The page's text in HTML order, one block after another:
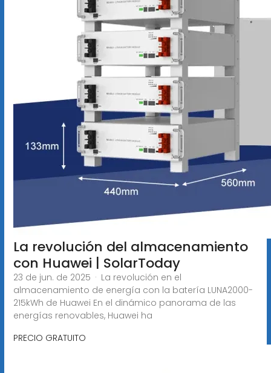
La revolución del almacenamiento
con Huawei | SolarToday
23 de jun. de 2025 · La revolución en el
almacenamiento de energía con la batería LUNA2000-
215kWh de Huawei En el dinámico panorama de las
energías renovables, Huawei ha
PRECIO GRATUITO